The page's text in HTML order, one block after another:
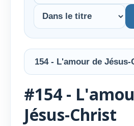
#154 -
Jésus-Christ